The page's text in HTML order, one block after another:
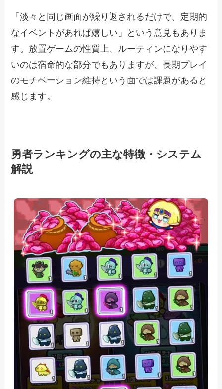
「淡々と同じ画面が繰り返されるだけで、定期的
なイベントがあれば嬉しい」という意見もありま
す。放置ゲームの性質上、ルーティンになりやす
いのは宿命的な部分でもありますが、長期プレイ
のモチベーション維持という面では課題があると
感じます。
勇者ランキングの主な特徴・システム
解説